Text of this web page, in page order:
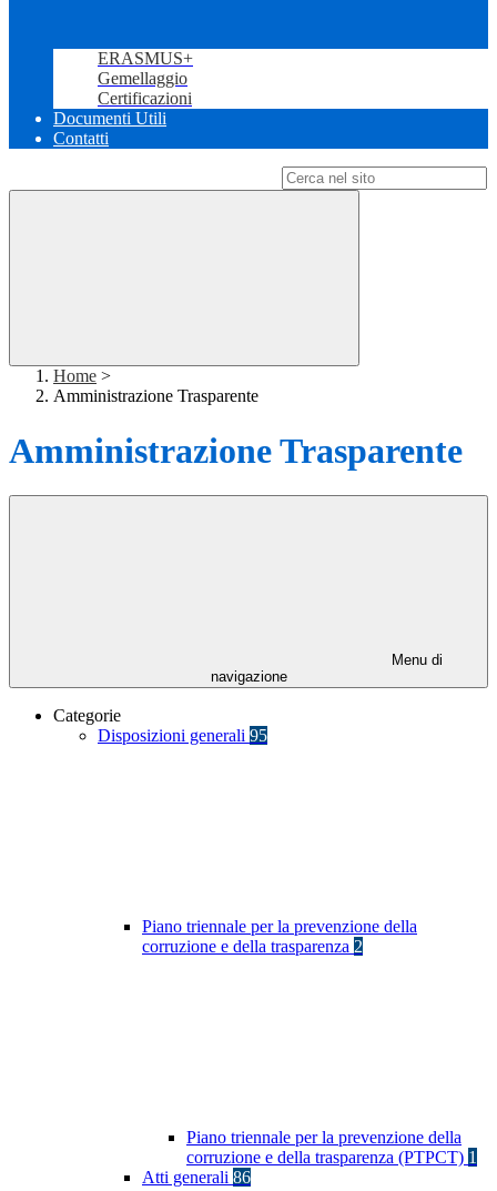
ERASMUS+
Gemellaggio
Certificazioni
Documenti Utili
Contatti
Home >
Amministrazione Trasparente
Amministrazione Trasparente
Menu di
navigazione
Categorie
Disposizioni generali 95
Piano triennale per la prevenzione della
corruzione e della trasparenza 2
Piano triennale per la prevenzione della
corruzione e della trasparenza (PTPCT) 1
Atti generali 86